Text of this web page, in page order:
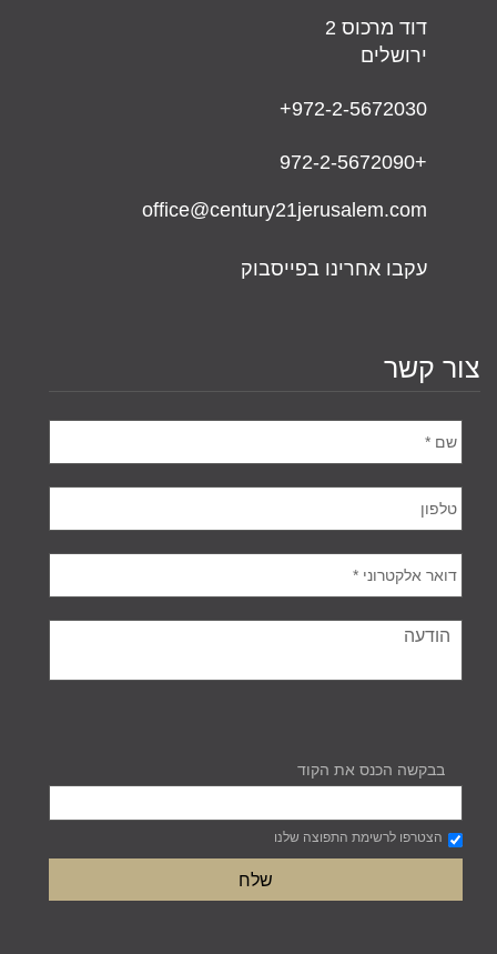
דוד מרכוס 2
ירושלים
+972-2-5672030
+972-2-5672090
office@century21jerusalem.com
עקבו אחרינו בפייסבוק
צור קשר
בבקשה הכנס את הקוד
הצטרפו לרשימת התפוצה שלנו